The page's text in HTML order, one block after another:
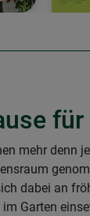
mehr denn
dabei an
Garten